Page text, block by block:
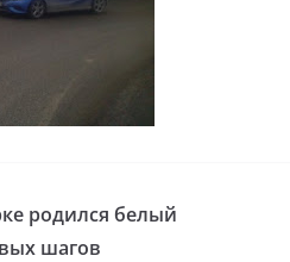
родился белый
шагов